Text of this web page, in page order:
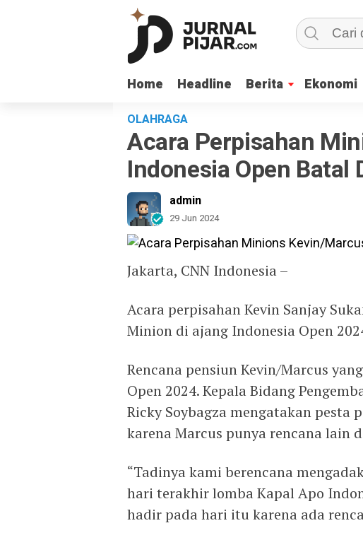
Home Headline Berita Ekonomi
Home Headline Berita Ekonomi
OLAHRAGA
Acara Perpisahan
Indonesia Open Batal
admin
29 Jun 2024
Jakarta, CNN Indonesia –
Acara perpisahan Kevin Sanjay
Minion di ajang Indonesia Open
Rencana pensiun Kevin/Marcus
Open 2024. Kepala Bidang
Ricky Soybagza mengatakan
karena Marcus punya rencana lain
“Tadinya kami berencana
hari terakhir lomba Kapal Apo
hadir pada hari itu karena ada